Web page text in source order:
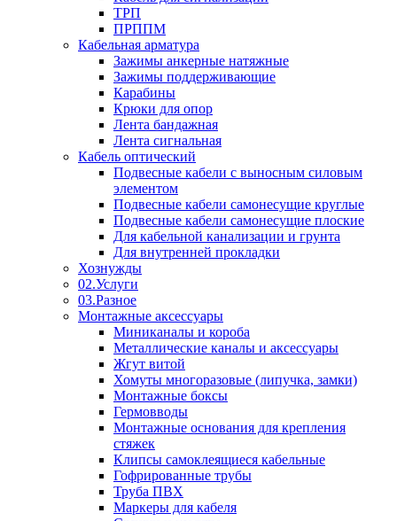
ТРП
ПРППМ
Кабельная арматура
Зажимы анкерные натяжные
Зажимы поддерживающие
Карабины
Крюки для опор
Лента бандажная
Лента сигнальная
Кабель оптический
Подвесные кабели с выносным силовым
элементом
Подвесные кабели самонесущие круглые
Подвесные кабели самонесущие плоские
Для кабельной канализации и грунта
Для внутренней прокладки
Хознужды
02.Услуги
03.Разное
Монтажные аксессуары
Миниканалы и короба
Металлические каналы и аксессуары
Жгут витой
Хомуты многоразовые (липучка, замки)
Монтажные боксы
Гермовводы
Монтажные основания для крепления
стяжек
Клипсы самоклеящиеся кабельные
Гофрированные трубы
Труба ПВХ
Маркеры для кабеля